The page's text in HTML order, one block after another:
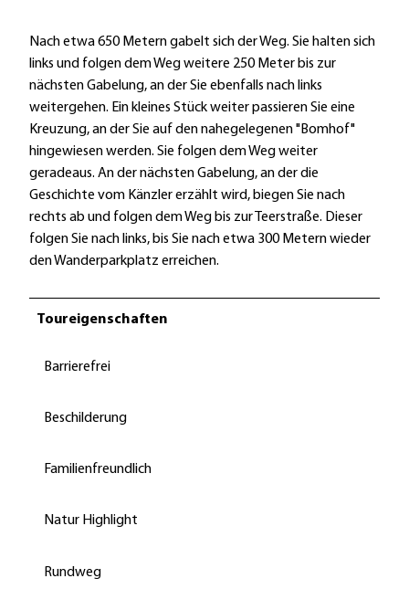
Nach etwa 650 Metern gabelt sich der Weg. Sie halten sich
links und folgen dem Weg weitere 250 Meter bis zur
nächsten Gabelung, an der Sie ebenfalls nach links
weitergehen. Ein kleines Stück weiter passieren Sie eine
Kreuzung, an der Sie auf den nahegelegenen "Bomhof"
hingewiesen werden. Sie folgen dem Weg weiter
geradeaus. An der nächsten Gabelung, an der die
Geschichte vom Känzler erzählt wird, biegen Sie nach
rechts ab und folgen dem Weg bis zur Teerstraße. Dieser
folgen Sie nach links, bis Sie nach etwa 300 Metern wieder
den Wanderparkplatz erreichen.
Toureigenschaften
Barrierefrei
Beschilderung
Familienfreundlich
Natur Highlight
Rundweg